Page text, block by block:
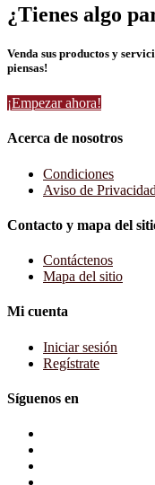
¿Tienes algo
Venda sus productos y
piensas!
¡Empezar ahora!
Acerca de nosotros
Condiciones
Aviso de Privacidad
Contacto y mapa del
Contáctenos
Mapa del sitio
Mi cuenta
Iniciar sesión
Regístrate
Síguenos en